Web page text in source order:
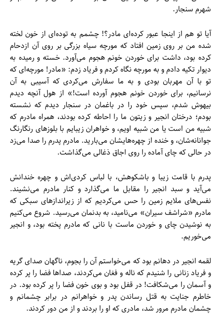
شهرم سنجار.
آیا تو هم از اینجا عبور کرده‌ای مادر؟! چشمم به توده‌ای از خون لخته
شده من بر روی زمین افتاد که مورچه سیاه بزرگی بر روی آن ازدحام
کرده بود، داشت برای خوردن خونم هجوم می‌آورد. خسته و رمیده به
دیوار تکیه دادم و به مورچه نگاه کردم و فریاد زدم: «مادر! مورچه‌ای که
تو با آن مهربان بودی و به ما سفارش می‌کردی که آسیبی به آن
نرسانیم، برای خوردن خونم هجوم آورده است!» از هول آنچه دیدم
بیهوش شدم، سپس خود را در باغمان در سنجار دیدم که نشسته
بودم؛ درختان انجیر و زیتون ما را احاطه کرده بودند، همراه مادرم که
شبیه من است یا من شبیه اویم، و خواهران زیبایم با بلوزهای رنگارنگ
جوانانه‌شان، و خنده از چهره‌هایشان می‌بارید. مادرم پدرم را صدا می‌زد
در حالی که چای آماده را روی اجاق ذغالی می‌گذاشت.
پدرم با قامت زیبا و باشکوهش، با لباس کردی‌اش و چهره خندانش
می‌آید و سبد انجیر را مقابل ما می‌گذارد و کنار مادرم می‌نشیند.
نفس‌های ملایم زمین را حس می‌کردیم که از زیراندازهای سبکی که
مادرم «شراشف سیران» می‌نامید، به بدنمان می‌رسید. شروع می‌کنیم
به نوشیدن چای و خوردن ماست با نانی که مادرم پخته بود، و انجیر
می‌خوریم.
لقمه انجیر در دهانم بود که می‌خواستم آن را بجوم، ناگهان صدای گریه
و فریاد زنانی را شنیدم که ناله و فغان می‌کردند، صداها فضا را پر کرده
و آسمان را می‌شکافت! در قفل بود و بوی خون فضا را پر کرده بود. در
خاطرم جنایت به قتل رساندن پدر و خواهرانم در برابر چشمانم و
چشمان مادرم مرور شد، مادری که او را بردند و از من دور کردند.